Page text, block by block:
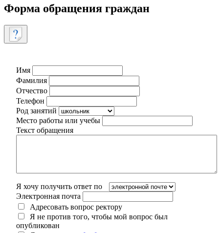
Форма обращения граждан
Имя
Фамилия
Отчество
Телефон
Род занятий
Место работы или учебы
Текст обращения
Я хочу получить ответ по
Электронная почта
Адресовать вопрос ректору
Я не против того, чтобы мой вопрос был
опубликован